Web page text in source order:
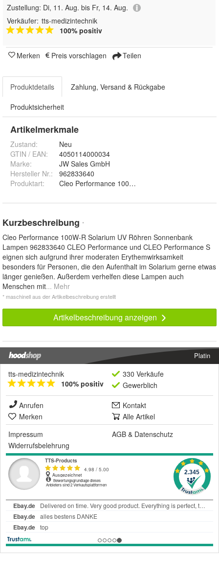
Zustellung: Di, 11. Aug. bis Fr, 14. Aug.
Verkäufer: tts-medizintechnik
100% positiv
Merken Preis vorschlagen Teilen
Produktdetails Zahlung, Versand & Rückgabe
Produktsicherheit
Artikelmerkmale
Zustand:
Neu
GTIN / EAN:
4050114000034
Marke:
JW Sales GmbH
Hersteller Nr.:
962833640
Produktart: Cleo Performance 100W Solarium UV Röhren
Kurzbeschreibung *
Cleo Performance 100W-R Solarium UV Röhren Sonnenbank
Lampen 962833640 CLEO Performance und CLEO Performance S
eignen sich aufgrund ihrer moderaten Erythemwirksamkeit
besonders für Personen, die den Aufenthalt im Solarium gerne etwas
länger genießen. Außerdem verhelfen diese Lampen auch
Menschen mit... Mehr
* maschinell aus der Artikelbeschreibung erstellt
Artikelbeschreibung anzeigen
Platin
tts-medizintechnik
100% positiv
330 Verkäufe
Gewerblich
Anrufen
Kontakt
Merken
Alle Artikel
Impressum
AGB & Datenschutz
Widerrufsbelehrung